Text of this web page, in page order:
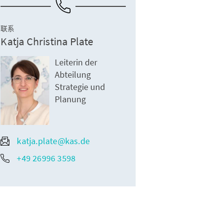
联系
Katja Christina Plate
Leiterin der
Abteilung
Strategie und
Planung
katja.plate@kas.de
+49 26996 3598